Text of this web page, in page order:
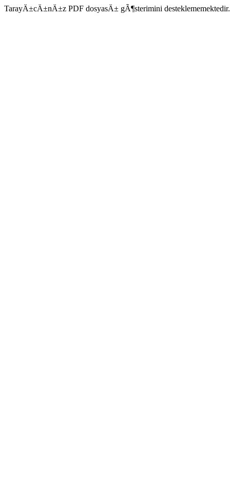
TarayÄ±cÄ±nÄ±z PDF dosyasÄ± gÃ¶sterimini